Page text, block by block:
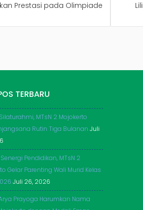
Prestasi pada Olimpiade
TERBARU
MTsN 2 Mojokerto
Rutin Tiga Bulanan Juli
Pendidikan, MTsN 2
Gelar Parenting Wali Murid Kelas
Juli 26, 2026
Prayoga Harumkan Nama